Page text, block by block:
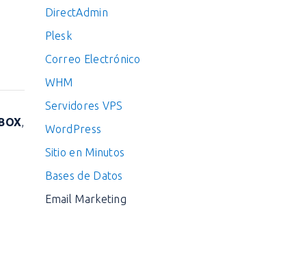
,
DirectAdmin
Plesk
Correo Electrónico
WHM
Servidores VPS
WordPress
Sitio en Minutos
Bases de Datos
Email Marketing